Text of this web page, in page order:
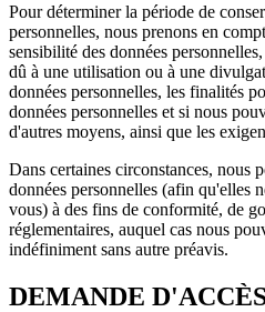
Pour déterminer la période de
personnelles, nous prenons en
sensibilité des données
dû à une utilisation ou à une
données personnelles, les finalités
données personnelles et si nous
d'autres moyens, ainsi que les
Dans certaines circonstances, nous
données personnelles (afin qu'elles
vous) à des fins de conformité, de
réglementaires, auquel cas nous
indéfiniment sans autre préavis.
DEMANDE